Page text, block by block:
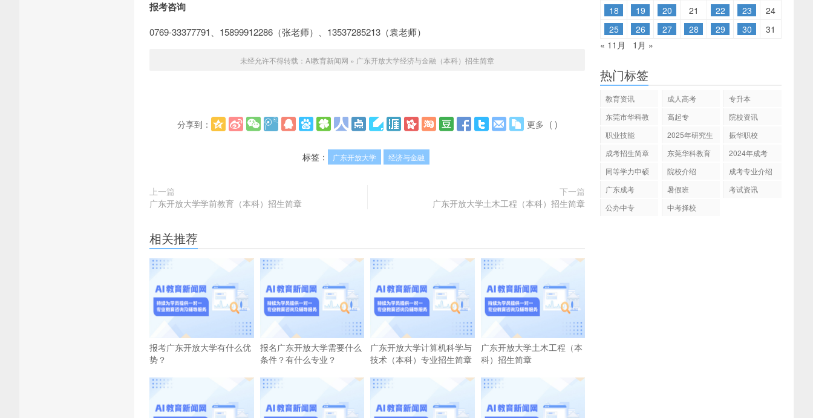
报考咨询
0769-33377791、15899912286（张老师）、13537285213（袁老师）
未经允许不得转载： AI教育新闻网 » 广东开放大学经济与金融（本科）招生简章
分享到： 更多 ( )
标签： 广东开放大学 经济与金融
上一篇
广东开放大学学前教育（本科）招生简章
下一篇
广东开放大学土木工程（本科）招生简章
相关推荐
报考广东开放大学有什么优
势？
报名广东开放大学需要什么
条件？有什么专业？
广东开放大学计算机科学与
技术（本科）专业招生简章
广东开放大学土木工程（本
科）招生简章
18
19 20 21 22 23
24
25
26 27 28 29 30
31
« 11月
1月 »
热门标签
教育资讯 成人高考
专升本
东莞市华科教
高起专
院校资讯
职业技能
2025年研究生
振华职校
成考招生简章
东莞华科教育
2024年成考
同等学力申硕
院校介绍
成考专业介绍
广东成考
暑假班
考试资讯
公办中专
中考择校